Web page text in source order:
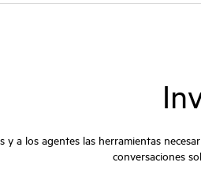
y a los agentes las herramientas
conversaciones